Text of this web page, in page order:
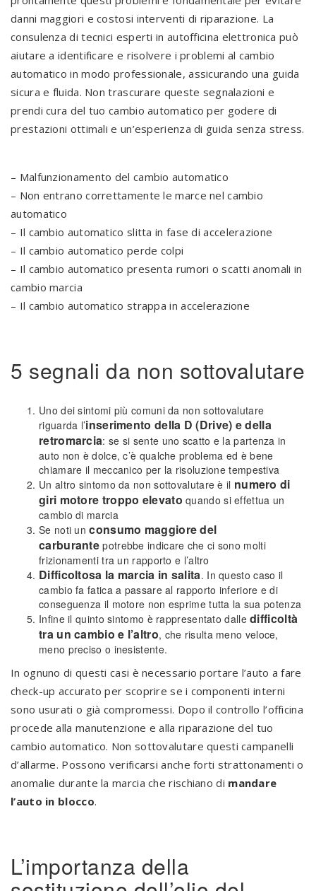
danni maggiori e costosi interventi di riparazione. La
consulenza di tecnici esperti in autofficina elettronica può
aiutare a identificare e risolvere i problemi al cambio
automatico in modo professionale, assicurando una guida
sicura e fluida. Non trascurare queste segnalazioni e
prendi cura del tuo cambio automatico per godere di
prestazioni ottimali e un’esperienza di guida senza stress.
– Malfunzionamento del cambio automatico
– Non entrano correttamente le marce nel cambio
automatico
– Il cambio automatico slitta in fase di accelerazione
– Il cambio automatico perde colpi
– Il cambio automatico presenta rumori o scatti anomali in
cambio marcia
– Il cambio automatico strappa in accelerazione
5 segnali da non sottovalutare
Uno dei sintomi più comuni da non sottovalutare
riguarda l’inserimento della D (Drive) e della
retromarcia: se si sente uno scatto e la partenza in
auto non è dolce, c’è qualche problema ed è bene
chiamare il meccanico per la risoluzione tempestiva
Un altro sintomo da non sottovalutare è il numero di
giri motore troppo elevato quando si effettua un
cambio di marcia
Se noti unconsumo maggiore del
carburante potrebbe indicare che ci sono molti
frizionamenti tra un rapporto e l’altro
Difficoltosa la marcia in salita. In questo caso il
cambio fa fatica a passare al rapporto inferiore e di
conseguenza il motore non esprime tutta la sua potenza
Infine il quinto sintomo è rappresentato dalledifficoltà
tra un cambio e l’altro, che risulta meno veloce,
meno preciso o inesistente.
In ognuno di questi casi è necessario portare l’auto a fare
check-up accurato per scoprire se i componenti interni
sono usurati o già compromessi. Dopo il controllo l’officina
procede alla manutenzione e alla riparazione del tuo
cambio automatico. Non sottovalutare questi campanelli
d’allarme. Possono verificarsi anche forti strattonamenti o
anomalie durante la marcia che rischiano di mandare
l’auto in blocco.
L’importanza della